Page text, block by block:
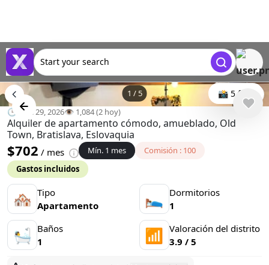
Start your search
1 / 5 📸 5 foto
🕒 mar. 29, 2026👁️ 1,084 (2 hoy)
Alquiler de apartamento cómodo, amueblado, Old
Town, Bratislava, Eslovaquia
$702 / mes Mín. 1 mes
Comisión : 100
Gastos incluidos
🏘 Tipo
Apartamento
🛌 Dormitorios
1
🛀 Baños
1
📶 Valoración del distrito
3.9 / 5